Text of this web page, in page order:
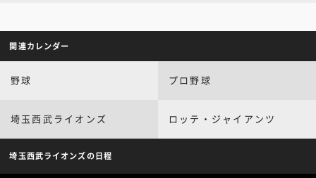
関連カレンダー
野球 プロ野球
埼玉西武ライオンズ ロッテ・ジャイアンツ
埼玉西武ライオンズの日程